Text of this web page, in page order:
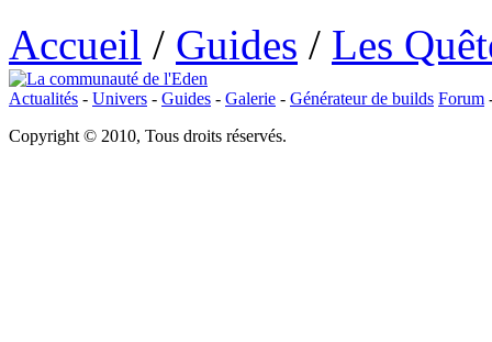
Accueil / Guides / Les
Actualités - Univers - Guides - Galerie - Générateur de builds Forum
Copyright © 2010, Tous droits réservés.